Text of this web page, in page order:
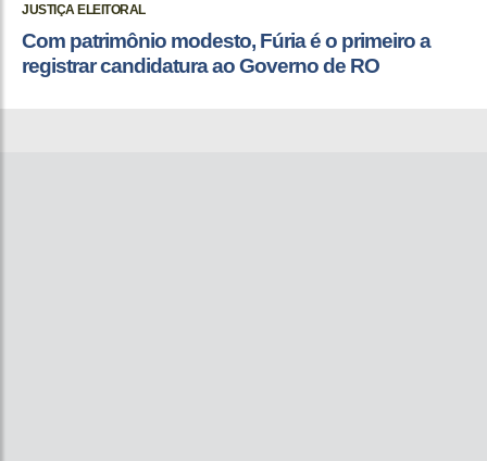
JUSTIÇA ELEITORAL
Com patrimônio modesto, Fúria é o primeiro a
registrar candidatura ao Governo de RO